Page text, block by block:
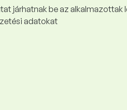
járhatnak be az
adatokat